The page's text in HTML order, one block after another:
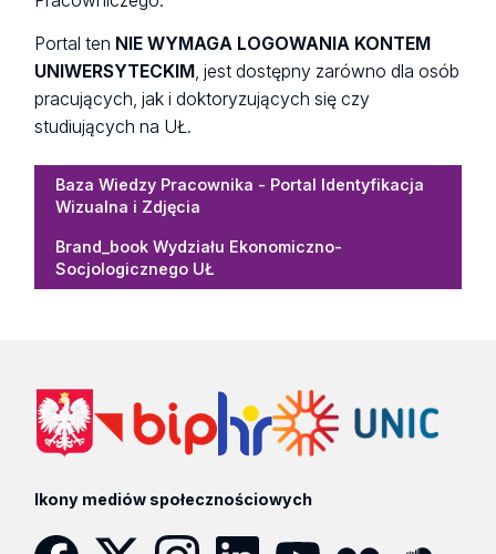
Portal ten NIE WYMAGA LOGOWANIA KONTEM
UNIWERSYTECKIM , jest dostępny zarówno dla osób
pracujących, jak i doktoryzujących się czy
studiujących na UŁ.
Baza Wiedzy Pracownika - Portal Identyfikacja
Wizualna i Zdjęcia
Brand_book Wydziału Ekonomiczno-
Socjologicznego UŁ
Ikony mediów społecznościowych